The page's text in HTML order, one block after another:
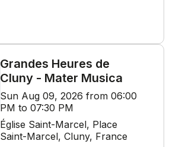
Grandes Heures de
Cluny - Mater Musica
Sun Aug 09, 2026 from 06:00
PM to 07:30 PM
Église Saint-Marcel, Place
Saint-Marcel, Cluny, France